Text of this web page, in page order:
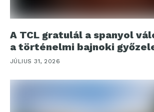
A TCL gratulál a spanyol
a történelmi bajnoki
JÚLIUS 31, 2026